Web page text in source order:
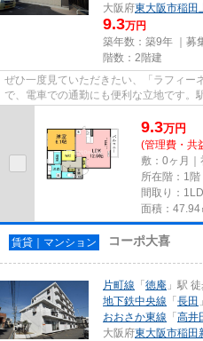
大阪府東大阪市稲田
9.3万円
築年数：築9年 ｜募
階数：2階建
ぜひ一度見ていただきたい、「ラフィー
で、電車での通勤にも便利な立地です。
す。こちらの物件はアパートです...
9.3万円
(管理費・共
敷：0ヶ月｜
所在階：1階
間取り：
面積：47.94
賃貸｜マンション コーポ大喜
片町線 「徳庵 」駅
地下鉄中央線 「長田
おおさか東線 「高井
大阪府東大阪市稲田